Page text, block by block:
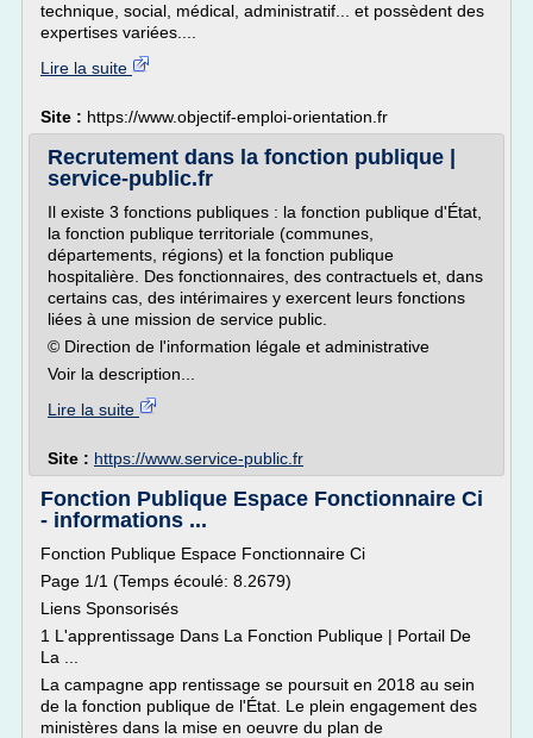
technique, social, médical, administratif... et possèdent des
expertises variées....
Lire la suite
Site : https://www.objectif-emploi-orientation.fr
Recrutement dans la fonction publique |
service-public.fr
Il existe 3 fonctions publiques : la fonction publique d'État,
la fonction publique territoriale (communes,
départements, régions) et la fonction publique
hospitalière. Des fonctionnaires, des contractuels et, dans
certains cas, des intérimaires y exercent leurs fonctions
liées à une mission de service public.
© Direction de l'information légale et administrative
Voir la description...
Lire la suite
Site : https://www.service-public.fr
Fonction Publique Espace Fonctionnaire Ci
- informations ...
Fonction Publique Espace Fonctionnaire Ci
Page 1/1 (Temps écoulé: 8.2679)
Liens Sponsorisés
1 L'apprentissage Dans La Fonction Publique | Portail De
La ...
La campagne app rentissage se poursuit en 2018 au sein
de la fonction publique de l'État. Le plein engagement des
ministères dans la mise en oeuvre du plan de